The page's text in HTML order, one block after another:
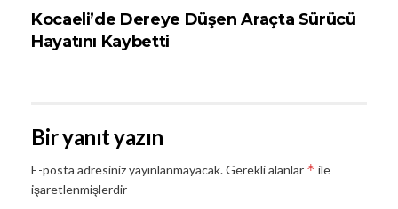
Kocaeli’de Dereye Düşen Araçta Sürücü
Hayatını Kaybetti
Bir yanıt yazın
E-posta adresiniz yayınlanmayacak.Gerekli alanlar * ile
işaretlenmişlerdir